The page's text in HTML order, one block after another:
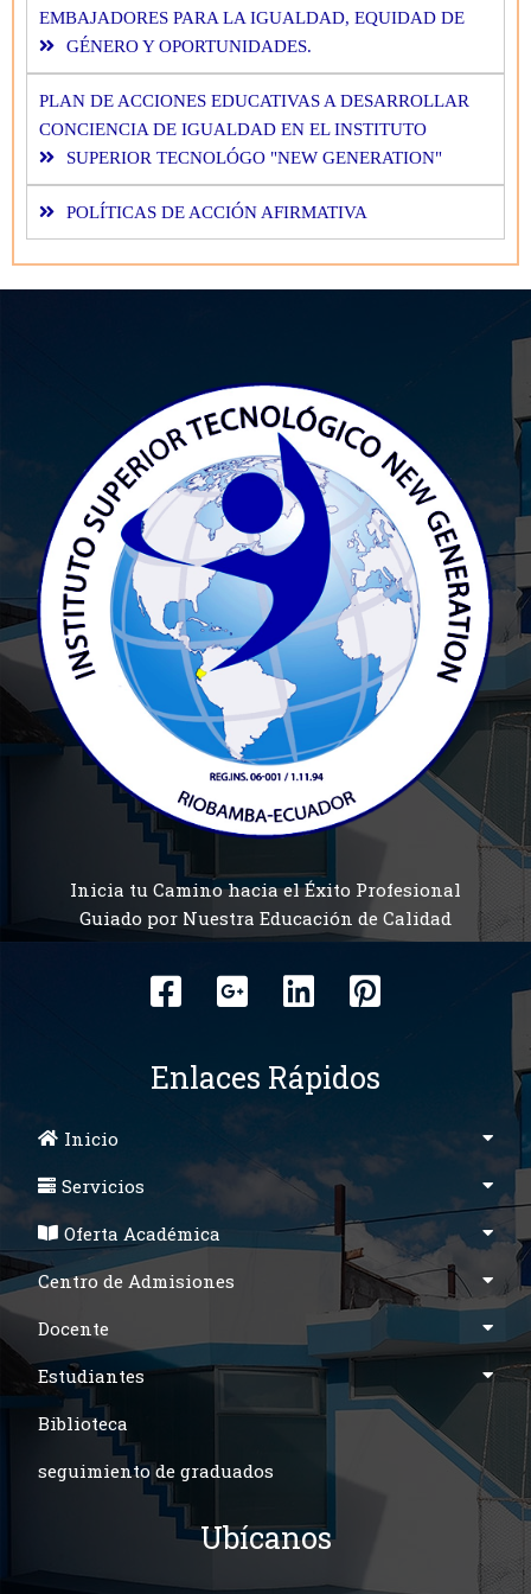
EMBAJADORES PARA LA IGUALDAD, EQUIDAD DE
GÉNERO Y OPORTUNIDADES.
PLAN DE ACCIONES EDUCATIVAS A DESARROLLAR
CONCIENCIA DE IGUALDAD EN EL INSTITUTO
SUPERIOR TECNOLÓGO "NEW GENERATION"
POLÍTICAS DE ACCIÓN AFIRMATIVA
Inicia tu Camino hacia el Éxito Profesional
Guiado por Nuestra Educación de Calidad
Enlaces Rápidos
Inicio
Servicios
Oferta Académica
Centro de Admisiones
Docente
Estudiantes
Biblioteca
seguimiento de graduados
Ubícanos